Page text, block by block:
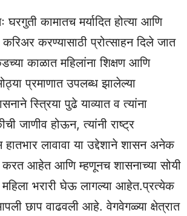
घरगुती कामातच मर्यादित होत्या आणि
करिअर करण्यासाठी प्रोत्साहन दिले जात
काळात महिलांना शिक्षण आणि
प्रमाणात उपलब्ध झालेल्या
स्त्रिया पुढे याव्यात व त्यांना
जाणीव होऊन, त्यांनी राष्ट्र
हातभार लावावा या उद्देशाने शासन अनेक
करत आहेत आणि म्हणूनच शासनाच्या सोयी
भरारी घेऊ लागल्या आहेत.प्रत्येक
छाप वाढवली आहे. वेगवेगळ्या क्षेत्रात